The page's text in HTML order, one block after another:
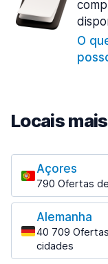
O
Locais
Açores
790 Ofertas
Os locais mais
Angra do
17 ofertas
Alemanha
40 709
cidades
Os locais mais